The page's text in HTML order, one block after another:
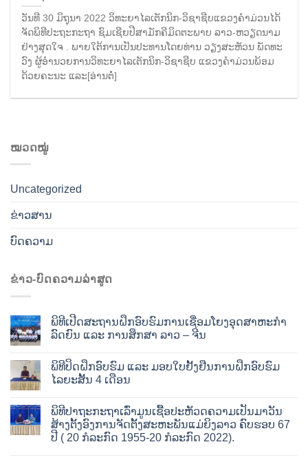
ວັນທີ 30 ມິຖຸນາ 2022 ວິທະຍາໄລເຕັກນິກ-ວິຊາຊີບແຂວງຄໍາມ່ວນໄດ້
ຈັດພິທີປະຖະກະຖາ ຊົມເຊີຍປີສາມັກຄີມິດຕະພາບ ລາວ-ຫວຽດນາມ
ຢ່າງສຸດໃຈ . ພາຍໃຕ້ການເປັນປະທານໂດຍທ່ານ ວຽງສະຫັວນ ພັດທະ
ວົງ ຜູ້ອໍານວຍການວິທະຍາໄລເຕັກນິກ-ວິຊາຊີບ ແຂວງຄໍາມ່ວນພ້ອມ
ດ້ວຍຄະນະ ແລະ[ອ່ານຕໍ່]
ໝວດໝູ່
Uncategorized
ຂ່າວສານ
ບົດຄວາມ
ຂ່າວ-ບົດຄວາມລ່າສູດ
ພິທີເປີດສະຖານຝຶກອົບຮົມການເຊື່ອມໂຍງອຸດສາຫະກໍາ
ລົດຍົນ ແລະ ການສຶກສາ ລາວ – ຈີນ
ພິທີປິດຝຶກອົບຮົມ ແລະ ມອບໃບຢັ້ງຢືນການຝຶກອົບຮົມ
ໄລຍະສັ້ນ 4 ເດືອນ
ພິທີປາຖະກະຖາເລົ່າມູນເຊື້ອປະຫັວດຄວາມເປັນມາວັນ
ສ້າງຕັ້ງອົງການຈັດຕັ້ງສະຫະພັນແມ່ຍິງລາວ ຄົບຮອບ 67
ປີ ( 20 ກໍລະກົດ 1955-20 ກໍລະກົດ 2022).